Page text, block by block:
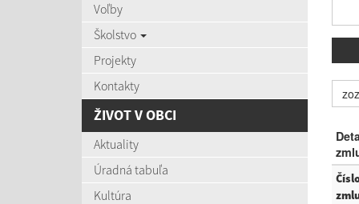
Voľby
Školstvo
Projekty
Kontakty
ŽIVOT V OBCI
Aktuality
Úradná tabuľa
Kultúra